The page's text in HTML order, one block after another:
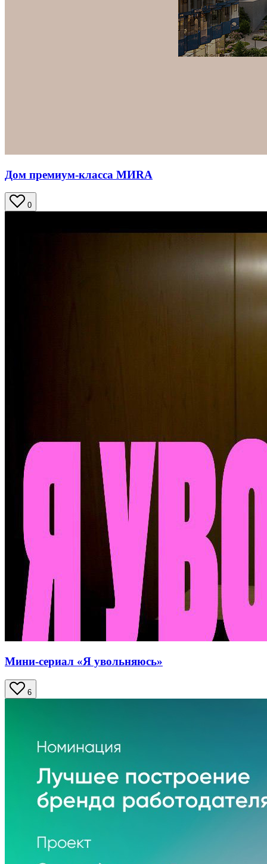
Дом премиум-класса МИRA
0
Мини-сериал «Я увольняюсь»
6